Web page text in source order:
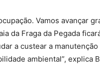
Vamos avançar
da Fraga da Pegada
a custear a
ambiental”, explica